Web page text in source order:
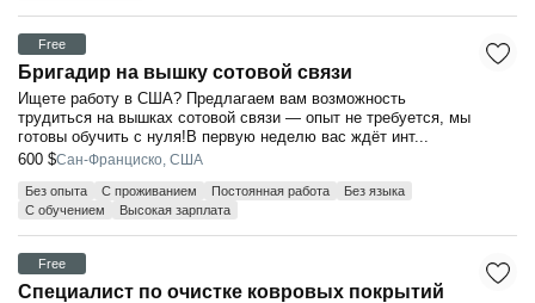
Free
Бригадир на вышку сотовой связи
Ищете работу в США? Предлагаем вам возможность
трудиться на вышках сотовой связи — опыт не требуется, мы
готовы обучить с нуля!В первую неделю вас ждёт инт...
600 $Сан-Франциско, США
Без опыта С проживанием Постоянная работа
Без языка
С обучением
Высокая зарплата
Free
Специалист по очистке ковровых покрытий